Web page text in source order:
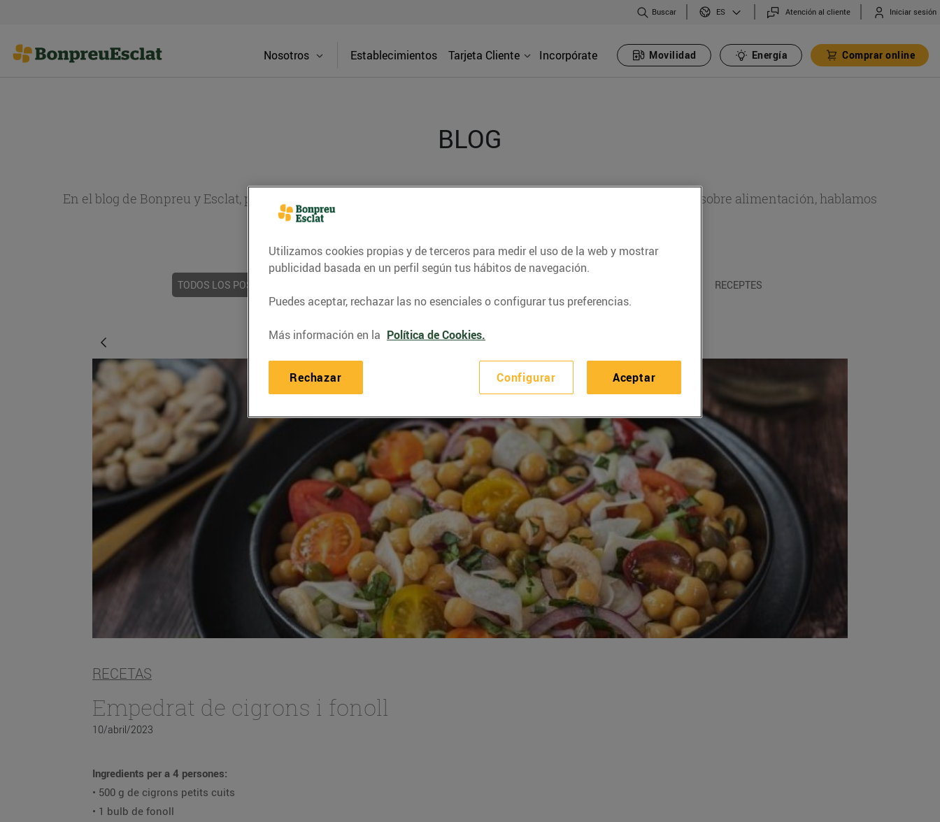
Buscar ES Atención al cliente Iniciar sesión
Nosotros Establecimientos Tarjeta Cliente Incorpórate Movilidad Energía Comprar online
BLOG
En el blog de Bonpreu y Esclat, puedes encontrar recetas, consejos nutricionales, información de actualidad sobre alimentación, hablamos
sobre gastronomía de nuestro territorio y muchos otros temas.
TODOS LOS POSTS RECEPTES
RECETAS
Empedrat de cigrons i fonoll
10/abril/2023
Ingredients per a 4 persones:
• 500 g de cigrons petits cuits
• 1 bulb de fonoll
Utilizamos cookies propias y de terceros para medir el uso de la web y mostrar
publicidad basada en un perfil según tus hábitos de navegación.
Puedes aceptar, rechazar las no esenciales o configurar tus preferencias.
Más información en la Política de Cookies.
Configurar
Rechazar Aceptar